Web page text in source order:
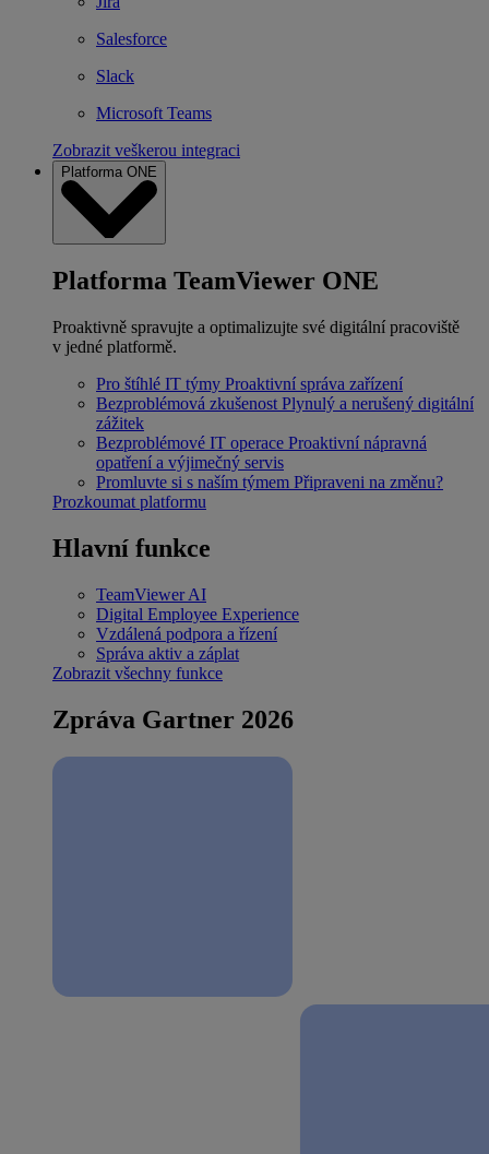
Salesforce
Slack
Microsoft Teams
Zobrazit veškerou integraci
Platforma ONE
Platforma TeamViewer ONE
Proaktivně spravujte a optimalizujte své digitální pracoviště
v jedné platformě.
Pro štíhlé IT týmy Proaktivní správa zařízení
Bezproblémová zkušenost Plynulý a nerušený digitální
zážitek
Bezproblémové IT operace Proaktivní nápravná
opatření a výjimečný servis
Promluvte si s naším týmem Připraveni na změnu?
Prozkoumat platformu
Hlavní funkce
TeamViewer AI
Digital Employee Experience
Vzdálená podpora a řízení
Správa aktiv a záplat
Zobrazit všechny funkce
Zpráva Gartner 2026